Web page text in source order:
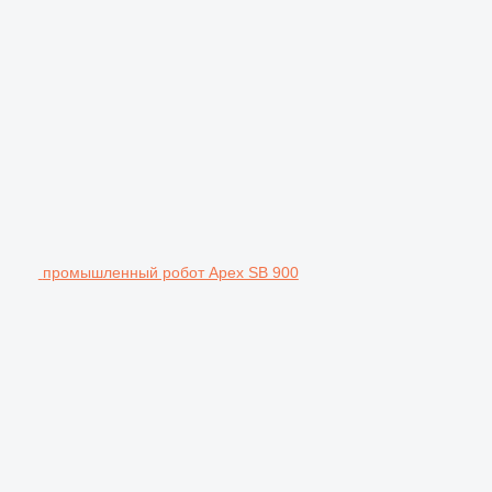
промышленный робот Apex SB 900